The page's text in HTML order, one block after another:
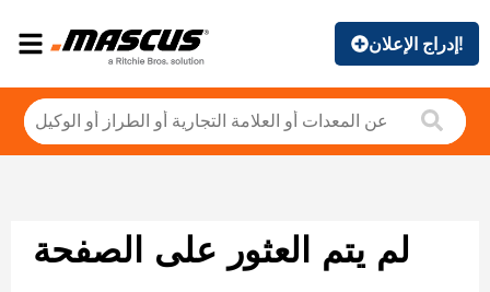
إدراج الإعلان!
لم يتم العثور على الصفحة